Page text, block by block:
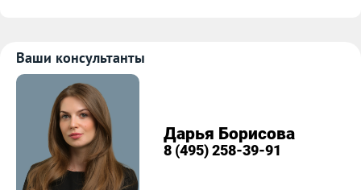
Ваши консультанты
Дарья Борисова
8 (495) 258-39-91